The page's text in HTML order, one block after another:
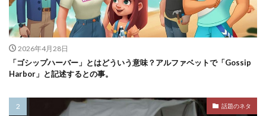
2026年4月28日
「ゴシップハーバー」とはどういう意味？アルファベットで「Gossip
Harbor」と記述するとの事。
話題のネタ